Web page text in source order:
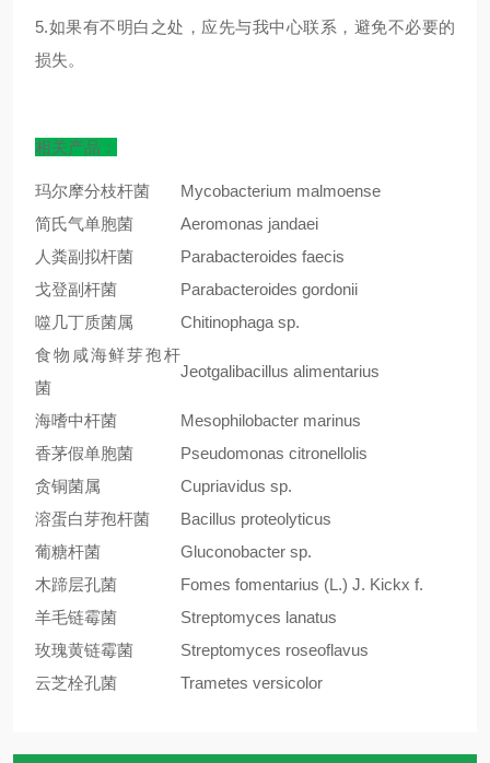
5.如果有不明白之处，应先与我中心联系，避免不必要的
损失。
相关产品：
玛尔摩分枝杆菌
Mycobacterium malmoense
简氏气单胞菌
Aeromonas jandaei
人粪副拟杆菌
Parabacteroides faecis
戈登副杆菌
Parabacteroides gordonii
噬几丁质菌属
Chitinophaga sp.
食物咸海鲜芽孢杆
菌
Jeotgalibacillus alimentarius
海嗜中杆菌
Mesophilobacter marinus
香茅假单胞菌
Pseudomonas citronellolis
贪铜菌属
Cupriavidus sp.
溶蛋白芽孢杆菌
Bacillus proteolyticus
葡糖杆菌
Gluconobacter sp.
木蹄层孔菌
Fomes fomentarius (L.) J. Kickx f.
羊毛链霉菌
Streptomyces lanatus
玫瑰黄链霉菌
Streptomyces roseoflavus
云芝栓孔菌
Trametes versicolor